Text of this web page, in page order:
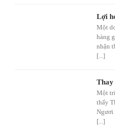
Lợi
Một
hàng
nhận
[...]
Thay
Một
thấy
Ngươi
[...]